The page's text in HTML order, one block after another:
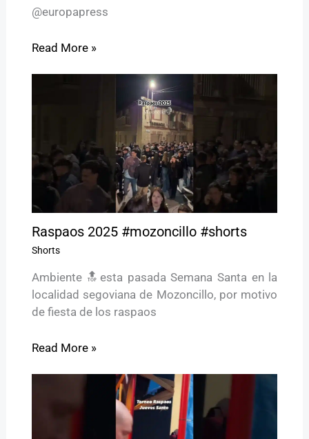
@europapress
Read More »
Raspaos 2025 #mozoncillo #shorts
Shorts
Ambiente 🔝esta pasada Semana Santa en la
localidad segoviana de Mozoncillo, por motivo
de fiesta de los raspaos
Read More »